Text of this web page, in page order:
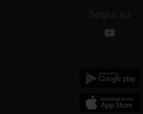
Segui su